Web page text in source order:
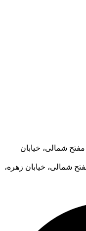
شمالی، خیابان
شمالی، خیابان زهره،